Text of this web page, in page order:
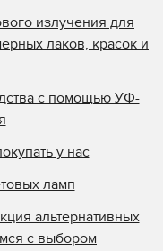
излучения для
лаков, красок и
с помощью УФ-
у нас
ламп
альтернативных
с выбором